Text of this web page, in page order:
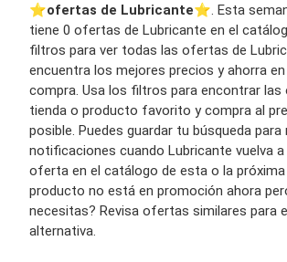
⭐️ofertas de Lubricante⭐️. Esta
tiene 0 ofertas de Lubricante en el
filtros para ver todas las ofertas de
encuentra los mejores precios y ahorra
compra. Usa los filtros para encontrar
tienda o producto favorito y compra al
posible. Puedes guardar tu búsqueda para
notificaciones cuando Lubricante vuelva
oferta en el catálogo de esta o la próxima
producto no está en promoción ahora
necesitas? Revisa ofertas similares para
alternativa.